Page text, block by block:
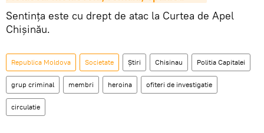
Sentința este cu drept de atac la Curtea de Apel
Chișinău.
Republica Moldova Societate Știri Chisinau Politia Capitalei
grup criminal membri heroina ofiteri de investigatie
circulatie